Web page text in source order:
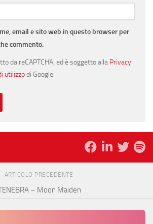
email e sito web in questo browser per
commento.
da reCAPTCHA, ed è soggetto alla Privacy
utilizzodi Google.
ARTICOLO PRECEDENTE
– Moon Maiden